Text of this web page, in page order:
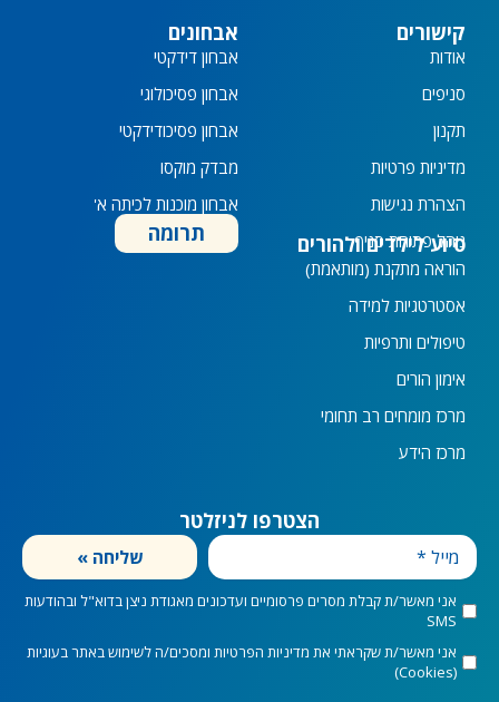
t
a
g
r
m
k
e
d
i
-
i
n
קישורים
אודות
סניפים
תקנון
מדיניות פרטיות
הצהרת נגישות
נוהל פתיחת סניף
אבחונים
אבחון דידקטי
אבחון פסיכולוגי
אבחון פסיכודידקטי
מבדק מוקסו
אבחון מוכנות לכיתה א'
תרומה סיוע לילדים ולהורים
הוראה מתקנת (מותאמת)
אסטרטגיות למידה
טיפולים ותרפיות
אימון הורים
מרכז מומחים רב תחומי
מרכז הידע
הצטרפו לניזלטר
מייל
marketingConsent
אני מאשר/ת קבלת מסרים פרסומיים ועדכונים מאגודת ניצן בדוא"ל ובהודעות
SMS
privacyConsent
אני מאשר/ת שקראתי את מדיניות הפרטיותומסכים/ה לשימוש באתר בעוגיות
(Cookies)
שליחה »